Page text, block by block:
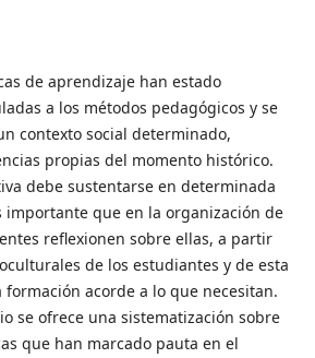
de aprendizaje han estado
a los métodos pedagógicos y se
contexto social determinado,
propias del momento histórico.
debe sustentarse en determinada
importante que en la organización de
reflexionen sobre ellas, a partir
de los estudiantes y de esta
acorde a lo que necesitan.
se ofrece una sistematización sobre
que han marcado pauta en el